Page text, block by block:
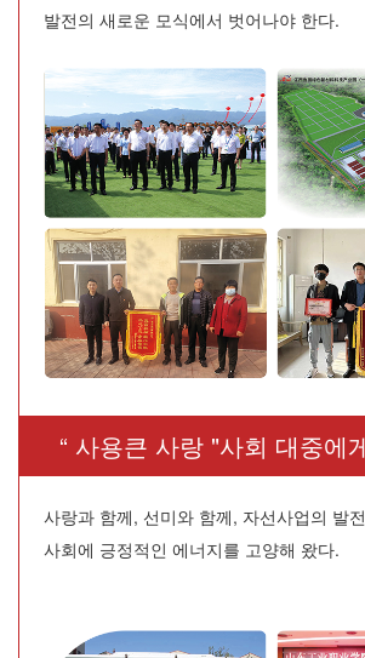
발전의 새로운 모식에서 벗어나야 한다.
“ 사용큰 사랑 "사회 대중에
사랑과 함께, 선미와 함께, 자선사업의 발
사회에 긍정적인 에너지를 고양해 왔다.